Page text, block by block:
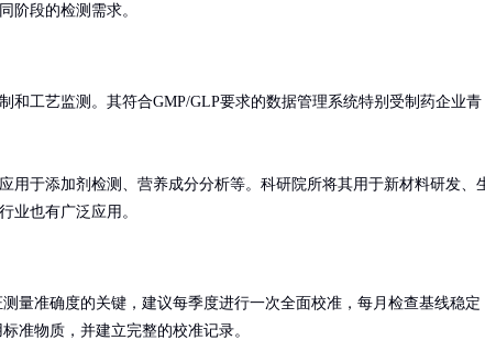
阶段的检测需求。
和工艺监测。其符合GMP/GLP要求的数据管理系统特别受制药企业青
用于添加剂检测、营养成分分析等。科研院所将其用于新材料研发、
业也有广泛应用。
量准确度的关键，建议每季度进行一次全面校准，每月检查基线稳定
准物质，并建立完整的校准记录。